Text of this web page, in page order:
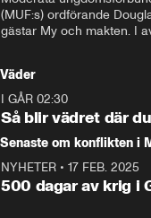
(MUF:s) ordförande
gästar My och makten. I
Väder
I GÅR 02:30
Så blir vädret där
Senaste om konflikten i
NYHETER • 17 FEB. 2025
500 dagar av krig i